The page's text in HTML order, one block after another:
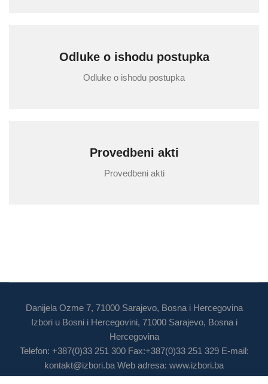
Odluke o ishodu postupka
Odluke o ishodu postupka
Provedbeni akti
Provedbeni akti
Danijela Ozme 7, 71000 Sarajevo, Bosna i Hercegovina
Izbori u Bosni i Hercegovini, 71000 Sarajevo, Bosna i
Hercegovina
Telefon: +387(0)33 251 300 Fax:+387(0)33 251 329 E-mail:
kontakt@izbori.ba Web adresa: www.izbori.ba